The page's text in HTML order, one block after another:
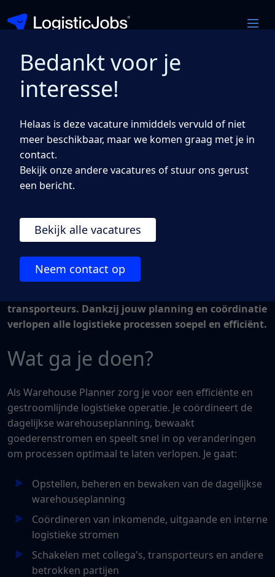
Warehouse Planner
Amstelveen € 3000 — 4100 bruto per maand
Solliciteer direct
Ben jij een organisatietalent met een passie voor
toeneemt? Dan is deze functie als Warehouse
Planner iets voor jou. In deze uitdagende rol ben jij
transporteurs. Dankzij jouw planning en coördinatie
verlopen alle logistieke processen soepel en efficiënt.
Wat ga je doen?
Als Warehouse Planner zorg je voor een efficiënte en
gestroomlijnde logistieke operatie. Je coördineert de
dagelijkse warehouseplanning, bewaakt
goederenstromen en speelt snel in op veranderingen
om processen optimaal te laten verlopen. Je gaat:
Opstellen, beheren en bewaken van de dagelijkse
warehouseplanning
Coördineren van inkomende, uitgaande en interne
logistieke stromen
Schakelen met collega's, transporteurs en andere
betrokken partijen
Bedankt voor je
interesse!
Helaas is deze vacature inmiddels vervuld of niet
meer beschikbaar, maar we komen graag met je in
contact.
Bekijk onze andere vacatures of stuur ons gerust
een bericht.
Bekijk alle vacatures
Neem contact op